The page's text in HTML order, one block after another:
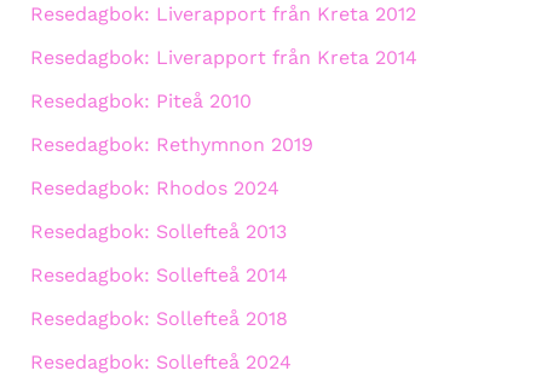
Resedagbok: Liverapport från Kreta 2012
Resedagbok: Liverapport från Kreta 2014
Resedagbok: Piteå 2010
Resedagbok: Rethymnon 2019
Resedagbok: Rhodos 2024
Resedagbok: Sollefteå 2013
Resedagbok: Sollefteå 2014
Resedagbok: Sollefteå 2018
Resedagbok: Sollefteå 2024